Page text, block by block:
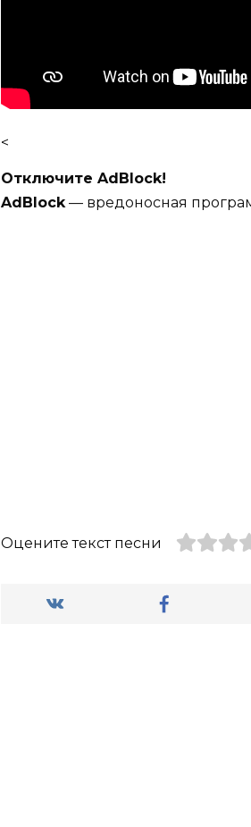
<
Отключите AdBlock!
AdBlock— вредоносная
Оцените текст песни